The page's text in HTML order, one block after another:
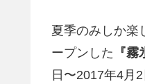
夏季のみしか楽
ープンした 『
日〜2017年4月2